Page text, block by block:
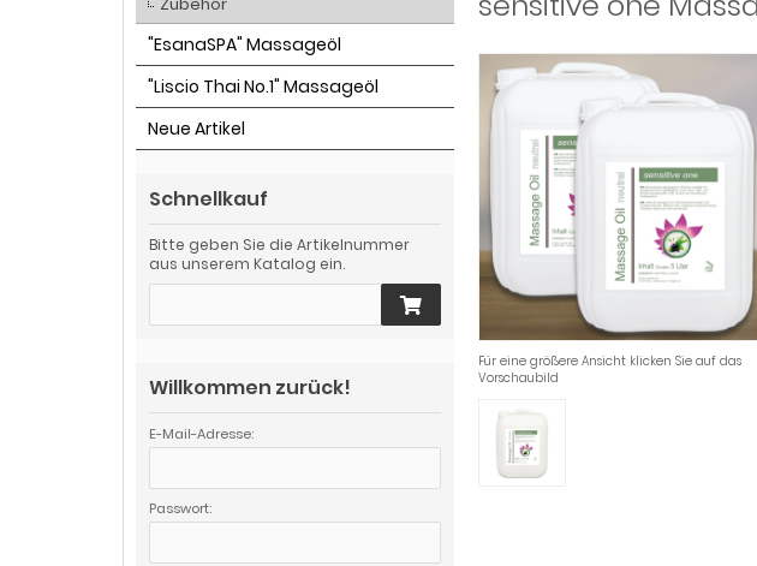
Für eine größere Ansicht klicken Sie auf das
Vorschaubild
"EsanaSPA" Massageöl
"Liscio Thai No.1" Massageöl
Neue Artikel
Schnellkauf
Bitte geben Sie die Artikelnummer
aus unserem Katalog ein.
Willkommen zurück!
E-Mail-Adresse:
Passwort: